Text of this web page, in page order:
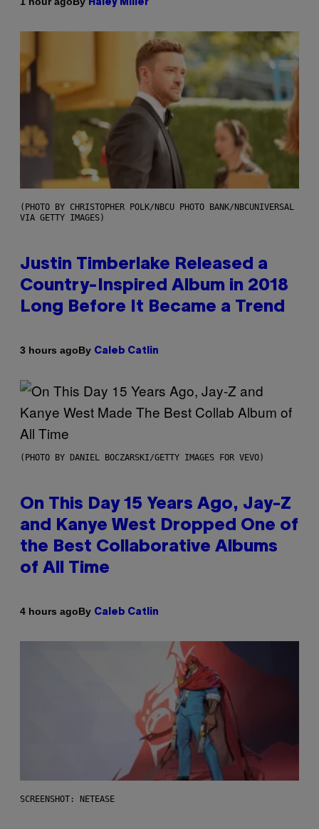
Haley Miller
(PHOTO BY CHRISTOPHER POLK/NBCU PHOTO BANK/NBCUNIVERSAL
VIA GETTY IMAGES)
Justin Timberlake Released a
Country-Inspired Album in 2018
Long Before It Became a Trend
3 hours agoBy Caleb Catlin
(PHOTO BY DANIEL BOCZARSKI/GETTY IMAGES FOR VEVO)
On This Day 15 Years Ago, Jay-Z
and Kanye West Dropped One of
the Best Collaborative Albums
of All Time
4 hours agoBy Caleb Catlin
SCREENSHOT: NETEASE